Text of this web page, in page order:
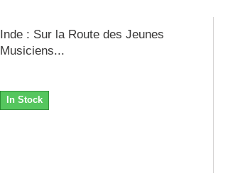
Inde : Sur la Route des Jeunes
Musiciens...
In Stock